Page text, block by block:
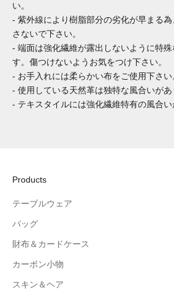
い。
- 紫外線により樹脂部分の劣化が早まる
さないで下さい。
- 端面は強化繊維が露出しないように特
す。傷つけないようお気をつけ下さい。
- お手入れには柔らかい布をご使用下さい
- 使用している天然革は独特な風合いがあ
- テキスタイルには強化繊維特有の風合い
Products
テーブルウェア
バッグ
財布＆カードケース
カーボン小物
スキン＆ヘア